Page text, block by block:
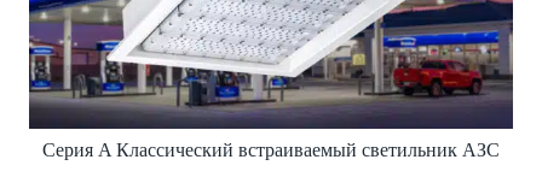
Серия A Классический встраиваемый светильник АЗС